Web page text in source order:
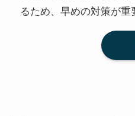
るため、早めの対策が重